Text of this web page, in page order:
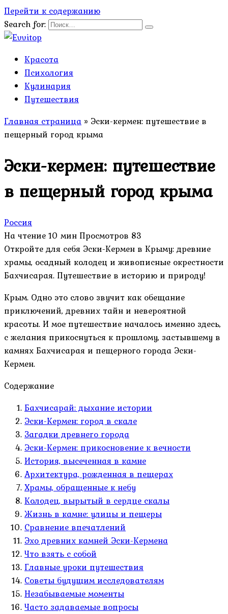
Перейти к содержанию
Search for:
Красота
Психология
Кулинария
Путешествия
Главная страница » Эски-кермен: путешествие в
пещерный город крыма
Эски-кермен: путешествие
в пещерный город крыма
Россия
На чтение10 мин Просмотров 83
Откройте для себя Эски-Кермен в Крыму: древние
храмы, осадный колодец и живописные окрестности
Бахчисарая. Путешествие в историю и природу!
Крым. Одно это слово звучит как обещание
приключений, древних тайн и невероятной
красоты. И мое путешествие началось именно здесь,
с желания прикоснуться к прошлому, застывшему в
камнях Бахчисарая и пещерного города Эски-
Кермен.
Содержание
Бахчисарай: дыхание истории
Эски-Кермен: город в скале
Загадки древнего города
Эски-Кермен: прикосновение к вечности
История, высеченная в камне
Архитектура, рожденная в пещерах
Храмы, обращенные к небу
Колодец, вырытый в сердце скалы
Жизнь в камне: улицы и пещеры
Сравнение впечатлений
Эхо древних камней Эски-Кермена
Что взять с собой
Главные уроки путешествия
Советы будущим исследователям
Незабываемые моменты
Часто задаваемые вопросы